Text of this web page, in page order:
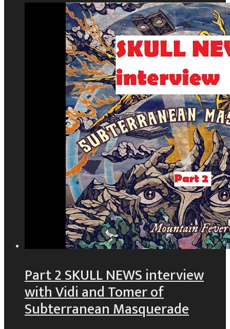
Part 2 SKULL NEWS interview
with Vidi and Tomer of
Subterranean Masquerade